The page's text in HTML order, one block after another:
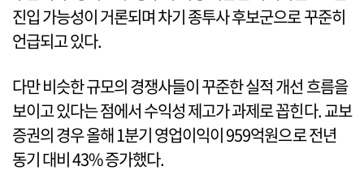
진입 가능성이 거론되며 차기 종투사 후보군으로 꾸준히
언급되고 있다.
다만 비슷한 규모의 경쟁사들이 꾸준한 실적 개선 흐름을
보이고 있다는 점에서 수익성 제고가 과제로 꼽힌다. 교보
증권의 경우 올해 1분기 영업이익이 959억원으로 전년
동기 대비 43% 증가했다.